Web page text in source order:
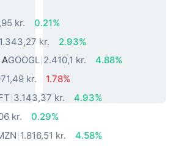
kr.
0.21%
1.343,27 kr.
2.93%
GOOGL 2.410,1 kr.
4.88%
kr.
1.78%
3.143,37 kr.
4.93%
kr.
0.29%
1.816,51 kr.
4.58%